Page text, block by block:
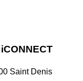
Saint Denis